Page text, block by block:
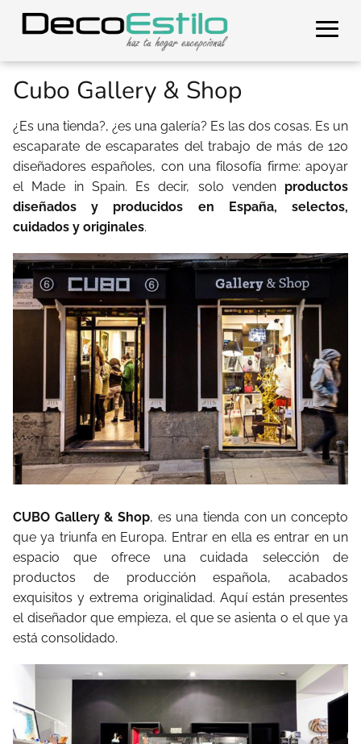
Cubo Gallery & Shop
¿Es una tienda?, ¿es una galería? Es las dos cosas. Es un
escaparate de escaparates del trabajo de más de 120
diseñadores españoles, con una filosofía firme: apoyar
el Made in Spain. Es decir, solo venden productos
diseñados y producidos en España, selectos,
cuidados y originales.
CUBO Gallery & Shop, es una tienda con un concepto
que ya triunfa en Europa. Entrar en ella es entrar en un
espacio que ofrece una cuidada selección de
productos de producción española, acabados
exquisitos y extrema originalidad. Aquí están presentes
el diseñador que empieza, el que se asienta o el que ya
está consolidado.